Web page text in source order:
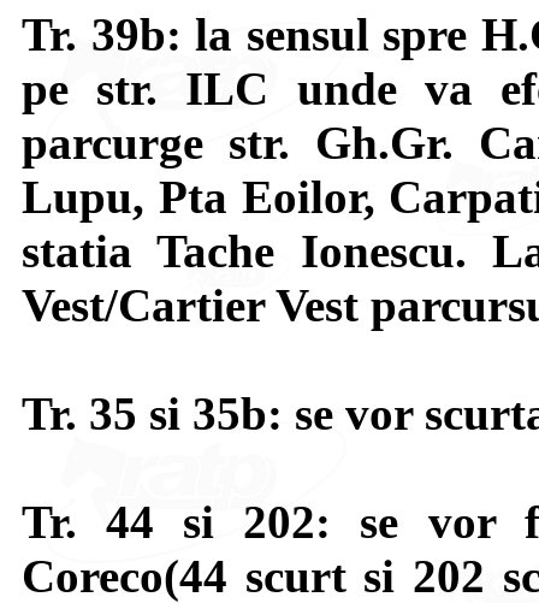
Tr. 39b: la sensul spre
pe str. ILC unde va
parcurge str. Gh.Gr.
Lupu, Pta Eoilor,
statia Tache Ionescu.
Vest/Cartier Vest
Tr. 35 si 35b: se vor
Tr. 44 si 202: se vor
Coreco(44 scurt si 202